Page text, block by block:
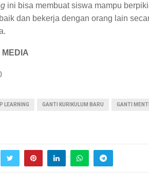
ini bisa membuat siswa mampu
dan bekerja dengan orang lain
LEARNING GANTI KURIKULUM BARU GANTI